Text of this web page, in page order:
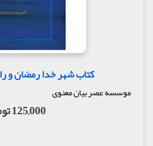
کتاب شهر خدا رمضان و
موسسه عصر بیان معنوی
125,000 تومان